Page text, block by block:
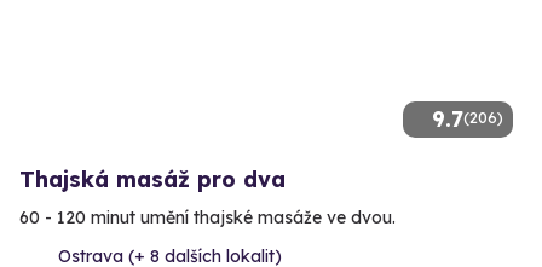
9.7(206)
Thajská masáž pro dva
60 - 120 minut umění thajské masáže ve dvou.
Ostrava (+ 8 dalších lokalit)